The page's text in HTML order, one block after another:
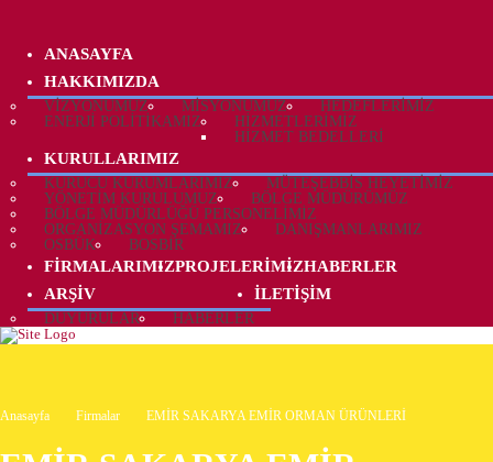
ANASAYFA
HAKKIMIZDA
VIZYONUMUZ MISYONUMUZ
HEDEFLERIMIZ
ENERJI POLITIKAMIZ
HIZMETLERIMIZ
HIZMET BEDELLERI
KURULLARIMIZ
KURUCU KURUMLARIMIZ
MÜTEŞEBBIS HEYETIMIZ
YÖNETIM KURULUMUZ
BÖLGE MÜDÜRÜMÜZ
BÖLGE MÜDÜRLÜĞÜ PERSONELIMIZ
ORGANIZASYON ŞEMAMIZ
DANIŞMANLARIMIZ
OSBÜK
BOSBİR
FIRMALARIMIZPROJELERIMIZHABERLER
ARŞIV
DUYURULAR HABERLER
İLETIŞIM
Anasayfa Firmalar EMİR SAKARYA EMİR ORMAN ÜRÜNLERİ